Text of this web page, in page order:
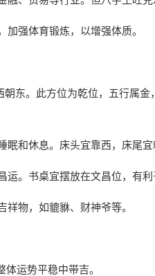
强体育锻炼，以增强体质。
东。此方位为乾位，五行属
和休息。床头宜靠西，床尾宜
。书桌宜摆放在文昌位，有利
物，如貔貅、财神爷等。
运势平稳中带吉。